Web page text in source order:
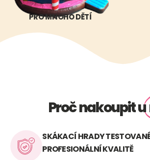
PRO MNOHO DĚTÍ
Proč nakoupit u
SKÁKACÍ HRADY
PROFESIONÁLNÍ KVALITĚ